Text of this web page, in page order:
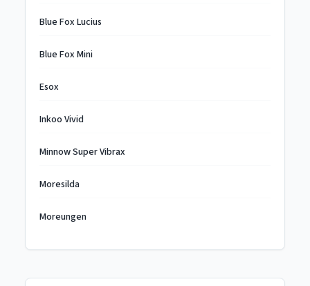
Blue Fox Lucius
Blue Fox Mini
Esox
Inkoo Vivid
Minnow Super Vibrax
Moresilda
Moreungen